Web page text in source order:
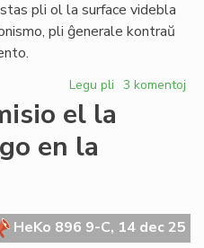
pli ol la surface videbla
pli ĝenerale kontraŭ
Legu pli pri
Tage
3 komentoj
el la
en la
HeKo 896 9-C, 14 dec 25